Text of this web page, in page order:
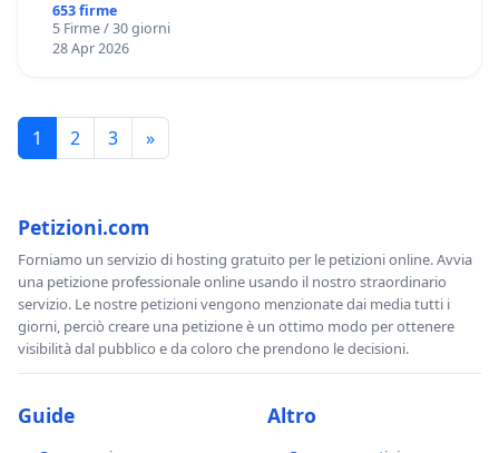
653 firme
5 Firme / 30 giorni
28 Apr 2026
1 2 3 »
Petizioni.com
Forniamo un servizio di hosting gratuito per le petizioni online. Avvia
una petizione professionale online usando il nostro straordinario
servizio. Le nostre petizioni vengono menzionate dai media tutti i
giorni, perciò creare una petizione è un ottimo modo per ottenere
visibilità dal pubblico e da coloro che prendono le decisioni.
Guide Altro